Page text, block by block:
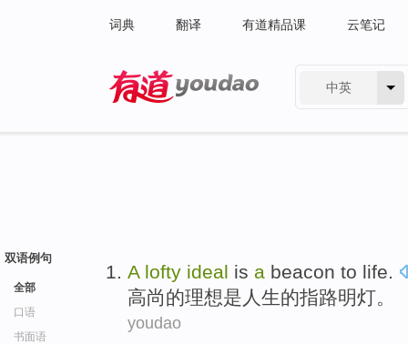
词典 翻译 有道精品课 云笔记
中英
双语例句
全部
口语
书面语
A lofty ideal is a beacon to life.
高尚的理想是 人生的指路明灯。
youdao